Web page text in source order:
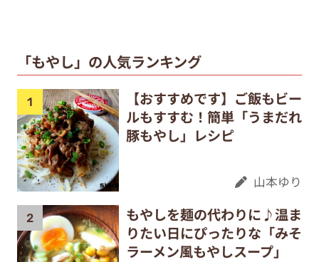
「もやし」の人気ランキング
【おすすめです】ご飯もビー
ルもすすむ！簡単「うまだれ
豚もやし」レシピ
山本ゆり
もやしを麺の代わりに♪温ま
りたい日にぴったりな「みそ
ラーメン風もやしスープ」